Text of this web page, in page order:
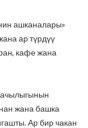
ашканалары»
ар түрдүү
кафе жана
жана башка
Ар бир чакан